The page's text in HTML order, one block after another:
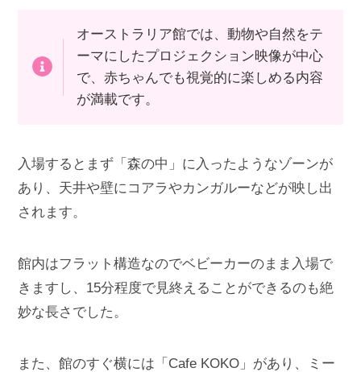
オーストラリア館では、動物や自然をテ
ーマにしたプロジェクション映像が中心
で、赤ちゃんでも視覚的に楽しめる内容
が満載です。
入場するとまず「森の中」に入ったようなゾーンが
あり、天井や壁にコアラやカンガルーなどが映し出
されます。
館内はフラット構造なのでベビーカーのまま入場で
きますし、15分程度で見終えることができるのも絶
妙な長さでした。
また、館のすぐ横には「Cafe KOKO」があり、ミー